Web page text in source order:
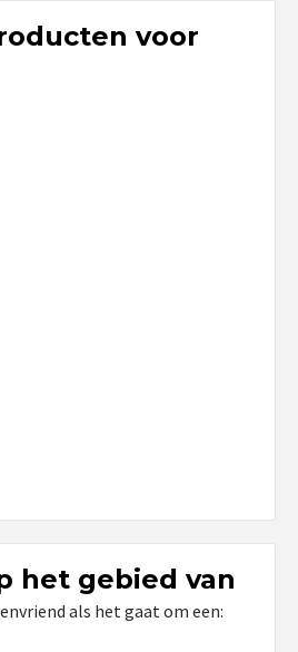
voor
het gebied van
als het gaat om een: